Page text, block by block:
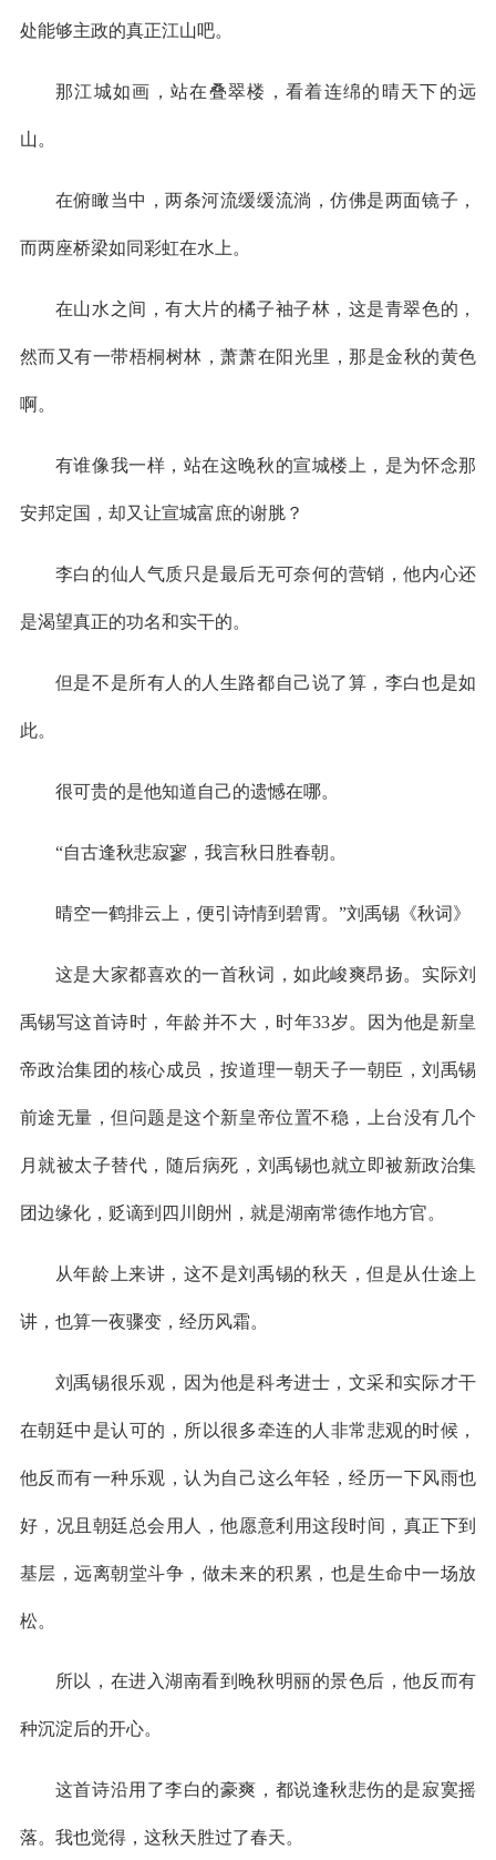
处能够主政的真正江山吧。
那江城如画，站在叠翠楼，看着连绵的晴天下的远
山。
在俯瞰当中，两条河流缓缓流淌，仿佛是两面镜子，
而两座桥梁如同彩虹在水上。
在山水之间，有大片的橘子袖子林，这是青翠色的，
然而又有一带梧桐树林，萧萧在阳光里，那是金秋的黄色
啊。
有谁像我一样，站在这晚秋的宣城楼上，是为怀念那
安邦定国，却又让宣城富庶的谢脁？
李白的仙人气质只是最后无可奈何的营销，他内心还
是渴望真正的功名和实干的。
但是不是所有人的人生路都自己说了算，李白也是如
此。
很可贵的是他知道自己的遗憾在哪。
“自古逢秋悲寂寥，我言秋日胜春朝。
晴空一鹤排云上，便引诗情到碧霄。”刘禹锡《秋词》
这是大家都喜欢的一首秋词，如此峻爽昂扬。实际刘
禹锡写这首诗时，年龄并不大，时年33岁。因为他是新皇
帝政治集团的核心成员，按道理一朝天子一朝臣，刘禹锡
前途无量，但问题是这个新皇帝位置不稳，上台没有几个
月就被太子替代，随后病死，刘禹锡也就立即被新政治集
团边缘化，贬谪到四川朗州，就是湖南常德作地方官。
从年龄上来讲，这不是刘禹锡的秋天，但是从仕途上
讲，也算一夜骤变，经历风霜。
刘禹锡很乐观，因为他是科考进士，文采和实际才干
在朝廷中是认可的，所以很多牵连的人非常悲观的时候，
他反而有一种乐观，认为自己这么年轻，经历一下风雨也
好，况且朝廷总会用人，他愿意利用这段时间，真正下到
基层，远离朝堂斗争，做未来的积累，也是生命中一场放
松。
所以，在进入湖南看到晚秋明丽的景色后，他反而有
种沉淀后的开心。
这首诗沿用了李白的豪爽，都说逢秋悲伤的是寂寞摇
落。我也觉得，这秋天胜过了春天。